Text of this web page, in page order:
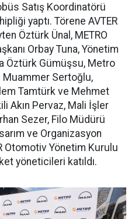
Satış Koordinatörü
yaptı. Törene AVTER
Öztürk Ünal, METRO
Orbay Tuna, Yönetim
Öztürk Gümüşsu, Metro
Muammer Sertoğlu,
Tamtürk ve Mehmet
Akın Pervaz, Mali İşler
Sezer, Filo Müdürü
ve Organizasyon
Otomotiv Yönetim Kurulu
yöneticileri katıldı.